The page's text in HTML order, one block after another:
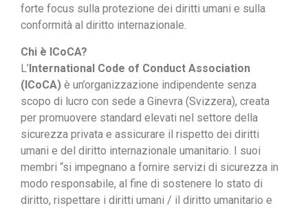
forte focus sulla protezione dei diritti umani e sulla
conformità al diritto internazionale.
Chi è ICoCA?
L’International Code of Conduct Association
(ICoCA) è un’organizzazione indipendente senza
scopo di lucro con sede a Ginevra (Svizzera), creata
per promuovere standard elevati nel settore della
sicurezza privata e assicurare il rispetto dei diritti
umani e del diritto internazionale umanitario. I suoi
membri “si impegnano a fornire servizi di sicurezza in
modo responsabile, al fine di sostenere lo stato di
diritto, rispettare i diritti umani / il diritto umanitario e